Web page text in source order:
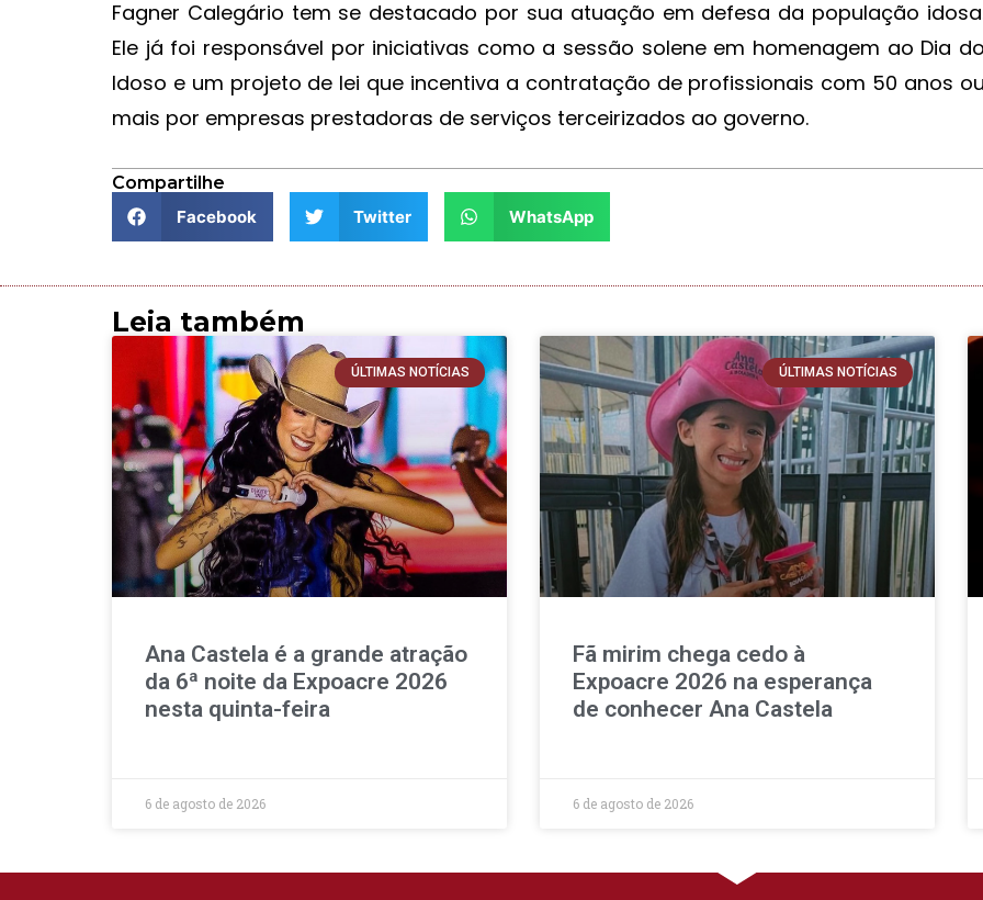
Fagner Calegário tem se destacado por sua atuação em defesa da população
Ele já foi responsável por iniciativas como a sessão solene em homenagem ao Dia do
Idoso e um projeto de lei que incentiva a contratação de profissionais com 50 anos ou
mais por empresas prestadoras de serviços terceirizados ao governo.
Compartilhe
Facebook
Twitter WhatsApp
Leia também
ÚLTIMAS NOTÍCIAS
Ana Castela é a grande atração
da 6ª noite da Expoacre 2026
nesta quinta-feira
6 de agosto de 2026
ÚLTIMAS NOTÍCIAS
Fã mirim chega cedo à
Expoacre 2026 na esperança
de conhecer Ana Castela
6 de agosto de 2026